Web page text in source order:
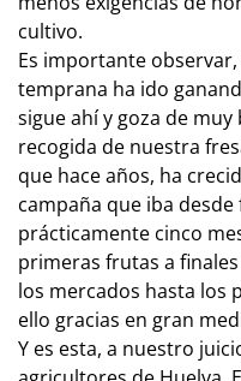
cultivo.
Es importante
temprana ha ido
sigue ahí y goza de
recogida de nuestra
que hace años, ha
campaña que iba
prácticamente cinco
primeras frutas a
los mercados hasta los
ello gracias en gran
Y es esta, a nuestro